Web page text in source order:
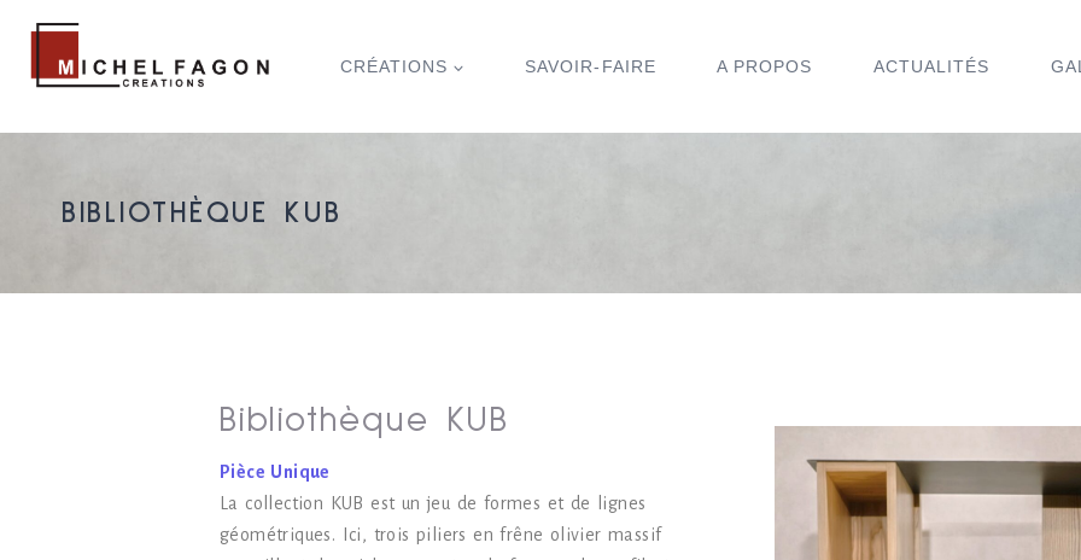
CRÉATIONS SAVOIR-FAIRE A PROPOS ACTUALITÉS
BIBLIOTHÈQUE KUB
Bibliothèque KUB
Pièce Unique
La collection KUB est un jeu de formes et de lignes
géométriques. Ici, trois piliers en frêne olivier massif